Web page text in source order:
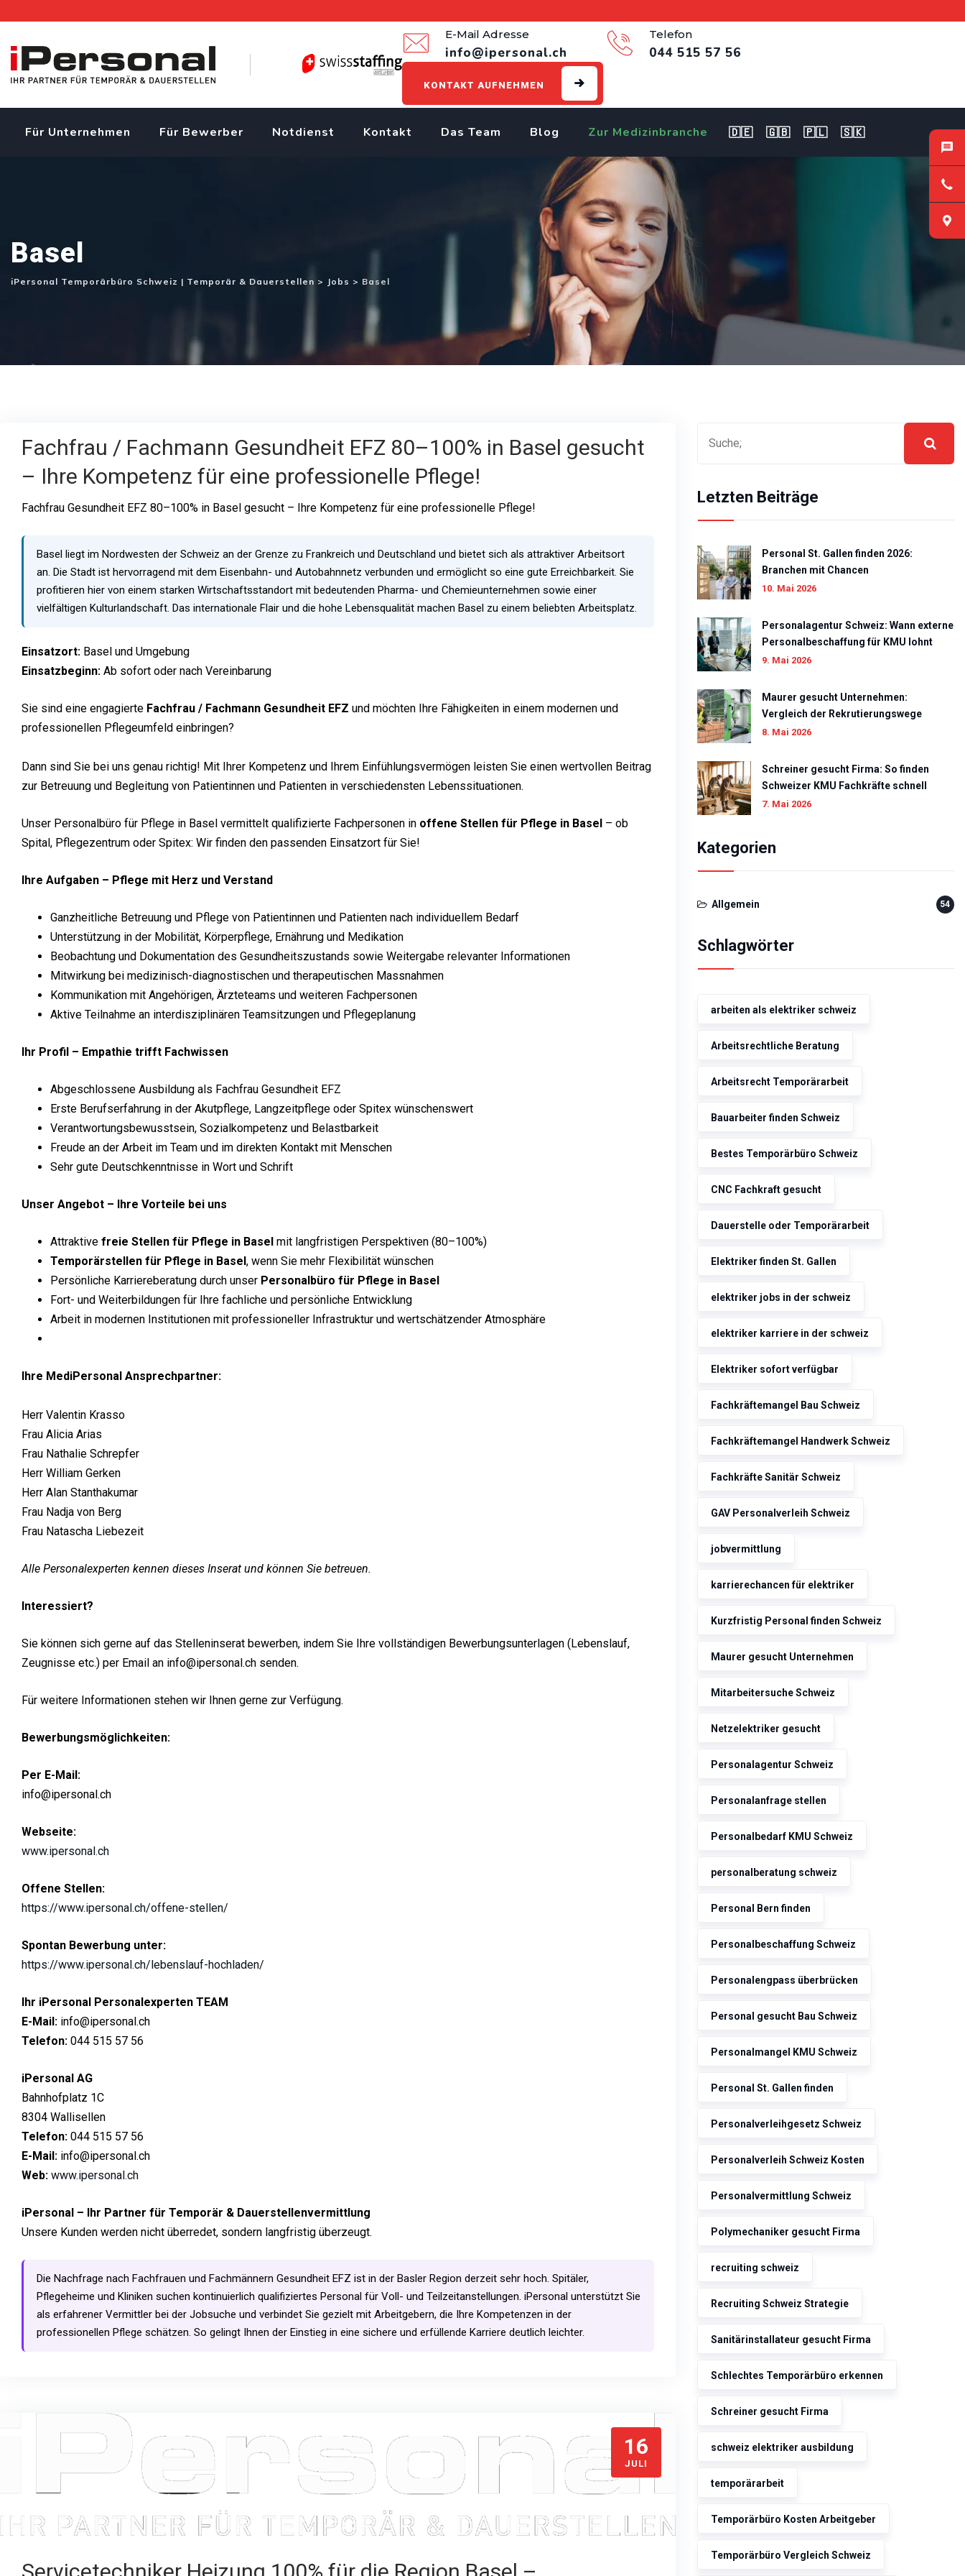
content
E-Mail Adresse
info@ipersonal.ch
Telefon
044 515 57 56
KONTAKT AUFNEHMEN
Für Unternehmen Für Bewerber Notdienst Kontakt Das Team Blog Zur Medizinbranche 🇩🇪 🇬🇧 🇵🇱 🇸🇰
Basel
iPersonal Temporärbüro Schweiz | Temporär & Dauerstellen > Jobs > Basel
Fachfrau / Fachmann Gesundheit EFZ 80–100% in Basel gesucht
– Ihre Kompetenz für eine professionelle Pflege!
Fachfrau Gesundheit EFZ 80–100% in Basel gesucht – Ihre Kompetenz für eine professionelle Pflege!
Basel liegt im Nordwesten der Schweiz an der Grenze zu Frankreich und Deutschland und bietet sich als attraktiver Arbeitsort
an. Die Stadt ist hervorragend mit dem Eisenbahn- und Autobahnnetz verbunden und ermöglicht so eine gute Erreichbarkeit. Sie
profitieren hier von einem starken Wirtschaftsstandort mit bedeutenden Pharma- und Chemieunternehmen sowie einer
vielfältigen Kulturlandschaft. Das internationale Flair und die hohe Lebensqualität machen Basel zu einem beliebten Arbeitsplatz.
Einsatzort: Basel und Umgebung
Einsatzbeginn: Ab sofort oder nach Vereinbarung
Sie sind eine engagierte Fachfrau / Fachmann Gesundheit EFZ und möchten Ihre Fähigkeiten in einem modernen und
professionellen Pflegeumfeld einbringen?
Dann sind Sie bei uns genau richtig! Mit Ihrer Kompetenz und Ihrem Einfühlungsvermögen leisten Sie einen wertvollen Beitrag
zur Betreuung und Begleitung von Patientinnen und Patienten in verschiedensten Lebenssituationen.
Unser Personalbüro für Pflege in Basel vermittelt qualifizierte Fachpersonen in offene Stellen für Pflege in Basel – ob
Spital, Pflegezentrum oder Spitex: Wir finden den passenden Einsatzort für Sie!
Ihre Aufgaben – Pflege mit Herz und Verstand
Ganzheitliche Betreuung und Pflege von Patientinnen und Patienten nach individuellem Bedarf
Unterstützung in der Mobilität, Körperpflege, Ernährung und Medikation
Beobachtung und Dokumentation des Gesundheitszustands sowie Weitergabe relevanter Informationen
Mitwirkung bei medizinisch-diagnostischen und therapeutischen Massnahmen
Kommunikation mit Angehörigen, Ärzteteams und weiteren Fachpersonen
Aktive Teilnahme an interdisziplinären Teamsitzungen und Pflegeplanung
Ihr Profil – Empathie trifft Fachwissen
Abgeschlossene Ausbildung als Fachfrau Gesundheit EFZ
Erste Berufserfahrung in der Akutpflege, Langzeitpflege oder Spitex wünschenswert
Verantwortungsbewusstsein, Sozialkompetenz und Belastbarkeit
Freude an der Arbeit im Team und im direkten Kontakt mit Menschen
Sehr gute Deutschkenntnisse in Wort und Schrift
Unser Angebot – Ihre Vorteile bei uns
Attraktive freie Stellen für Pflege in Basel mit langfristigen Perspektiven (80–100%)
Temporärstellen für Pflege in Basel, wenn Sie mehr Flexibilität wünschen
Persönliche Karriereberatung durch unser Personalbüro für Pflege in Basel
Fort- und Weiterbildungen für Ihre fachliche und persönliche Entwicklung
Arbeit in modernen Institutionen mit professioneller Infrastruktur und wertschätzender Atmosphäre
Ihre MediPersonal Ansprechpartner:
Herr Valentin Krasso
Frau Alicia Arias
Frau Nathalie Schrepfer
Herr William Gerken
Herr Alan Stanthakumar
Frau Nadja von Berg
Frau Natascha Liebezeit
Alle Personalexperten kennen dieses Inserat und können Sie betreuen.
Interessiert?
Sie können sich gerne auf das Stelleninserat bewerben, indem Sie Ihre vollständigen Bewerbungsunterlagen (Lebenslauf,
Zeugnisse etc.) per Email an info@ipersonal.ch senden.
Für weitere Informationen stehen wir Ihnen gerne zur Verfügung.
Bewerbungsmöglichkeiten:
Per E-Mail:
info@ipersonal.ch
Webseite:
www.ipersonal.ch
Offene Stellen:
https://www.ipersonal.ch/offene-stellen/
Spontan Bewerbung unter:
https://www.ipersonal.ch/lebenslauf-hochladen/
Ihr iPersonal Personalexperten TEAM
E-Mail: info@ipersonal.ch
Telefon: 044 515 57 56
iPersonal AG
Bahnhofplatz 1C
8304 Wallisellen
Telefon: 044 515 57 56
E-Mail: info@ipersonal.ch
Web: www.ipersonal.ch
iPersonal – Ihr Partner für Temporär & Dauerstellenvermittlung
Unsere Kunden werden nicht überredet, sondern langfristig überzeugt.
Die Nachfrage nach Fachfrauen und Fachmännern Gesundheit EFZ ist in der Basler Region derzeit sehr hoch. Spitäler,
Pflegeheime und Kliniken suchen kontinuierlich qualifiziertes Personal für Voll- und Teilzeitanstellungen. iPersonal unterstützt Sie
als erfahrener Vermittler bei der Jobsuche und verbindet Sie gezielt mit Arbeitgebern, die Ihre Kompetenzen in der
professionellen Pflege schätzen. So gelingt Ihnen der Einstieg in eine sichere und erfüllende Karriere deutlich leichter.
16
JULI
Letzten Beiträge
Personal St. Gallen finden 2026:
Branchen mit Chancen
10. Mai 2026
Personalagentur Schweiz: Wann externe
Personalbeschaffung für KMU lohnt
9. Mai 2026
Maurer gesucht Unternehmen:
Vergleich der Rekrutierungswege
8. Mai 2026
Schreiner gesucht Firma: So finden
Schweizer KMU Fachkräfte schnell
7. Mai 2026
Kategorien
Allgemein 54
Schlagwörter
arbeiten als elektriker schweiz
Arbeitsrechtliche Beratung
Arbeitsrecht Temporärarbeit
Bauarbeiter finden Schweiz
Bestes Temporärbüro Schweiz
CNC Fachkraft gesucht
Dauerstelle oder Temporärarbeit
Elektriker finden St. Gallen
elektriker jobs in der schweiz
elektriker karriere in der schweiz
Elektriker sofort verfügbar
Fachkräftemangel Bau Schweiz
Fachkräftemangel Handwerk Schweiz
Fachkräfte Sanitär Schweiz
GAV Personalverleih Schweiz
jobvermittlung
karrierechancen für elektriker
Kurzfristig Personal finden Schweiz
Maurer gesucht Unternehmen
Mitarbeitersuche Schweiz
Netzelektriker gesucht
Personalagentur Schweiz
Personalanfrage stellen
Personalbedarf KMU Schweiz
personalberatung schweiz
Personal Bern finden
Personalbeschaffung Schweiz
Personalengpass überbrücken
Personal gesucht Bau Schweiz
Personalmangel KMU Schweiz
Personal St. Gallen finden
Personalverleihgesetz Schweiz
Personalverleih Schweiz Kosten
Personalvermittlung Schweiz
Polymechaniker gesucht Firma
recruiting schweiz
Recruiting Schweiz Strategie
Sanitärinstallateur gesucht Firma
Schlechtes Temporärbüro erkennen
Schreiner gesucht Firma
schweiz elektriker ausbildung
temporärarbeit
Temporärbüro Kosten Arbeitgeber
Temporärbüro Vergleich Schweiz